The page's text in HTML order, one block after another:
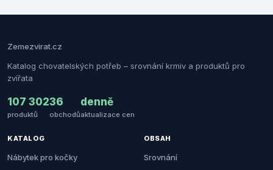
Zemezvirat.cz
Katalog chovatelských potřeb – srovnání krmiv a produktů pro
zvířata
107 302
produktů
36
obchodů
denně
aktualizace cen
KATALOG
Nábytek pro kočky
OBSAH
Srovnání